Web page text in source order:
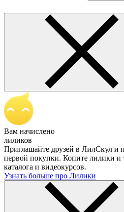
Вам начислено
лиликов
Приглашайте друзей в ЛилСкул и
первой покупки. Копите лилики и
каталога и видеокурсов.
Узнать больше про Лилики